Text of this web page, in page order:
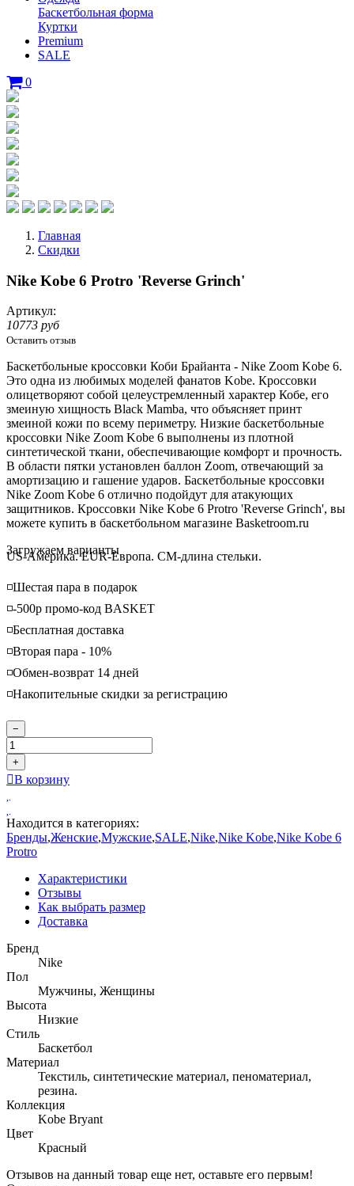
Баскетбольная форма
Куртки
Premium
SALE
0
Главная
Скидки
Nike Kobe 6 Protro 'Reverse Grinch'
Артикул:
10773 руб
Оставить отзыв
Баскетбольные кроссовки Коби Брайанта - Nike Zoom Kobe 6.
Это одна из любимых моделей фанатов Kobe. Кроссовки
олицетворяют собой целеустремленный характер Кобе, его
змеиную хищность Black Mamba, что объясняет принт
змеиной кожи по всему периметру. Низкие баскетбольные
кроссовки Nike Zoom Kobe 6 выполнены из плотной
синтетической ткани, обеспечивающие комфорт и прочность.
В области пятки установлен баллон Zoom, отвечающий за
амортизацию и гашение ударов. Баскетбольные кроссовки
Nike Zoom Kobe 6 отлично подойдут для атакующих
защитников. Кроссовки Nike Kobe 6 Protro 'Reverse Grinch', вы
можете купить в баскетбольном магазине Basketroom.ru
Loading...
Загружаем варианты
US-Америка. EUR-Европа. CM-длина стельки.
◽️Шестая пара в подарок
◽️-500р промо-код BASKET
◽️Бесплатная доставка
◽️Вторая пара - 10%
◽️Обмен-возврат 14 дней
◽️Накопительные скидки за регистрацию
−
+
В корзину
Находится в категориях:
Бренды,Женские,Мужские,SALE,Nike,Nike Kobe,Nike Kobe 6
Protro
Характеристики
Отзывы
Как выбрать размер
Доставка
Бренд
Nike
Пол
Мужчины, Женщины
Высота
Низкие
Стиль
Баскетбол
Материал
Текстиль, синтетические материал, пеноматериал,
резина.
Коллекция
Kobe Bryant
Цвет
Красный
Отзывов на данный товар еще нет, оставьте его первым!